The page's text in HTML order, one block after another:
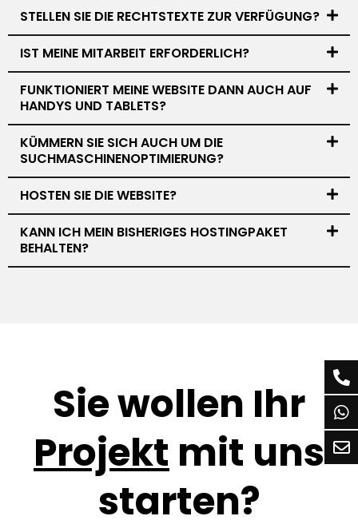
STELLEN SIE DIE RECHTSTEXTE ZUR VERFÜGUNG?
IST MEINE MITARBEIT ERFORDERLICH?
FUNKTIONIERT MEINE WEBSITE DANN AUCH AUF
HANDYS UND TABLETS?
KÜMMERN SIE SICH AUCH UM DIE
SUCHMASCHINENOPTIMIERUNG?
HOSTEN SIE DIE WEBSITE?
KANN ICH MEIN BISHERIGES HOSTINGPAKET
BEHALTEN?
Sie wollen Ihr
Projekt mit uns
starten?